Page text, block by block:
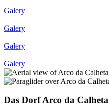
Galery
Galery
Galery
Galery
Das Dorf Arco da Calheta